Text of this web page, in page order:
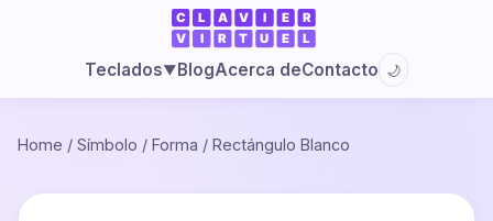
Teclados▼BlogAcerca deContacto 🌙
Home / Símbolo / Forma / Rectángulo Blanco